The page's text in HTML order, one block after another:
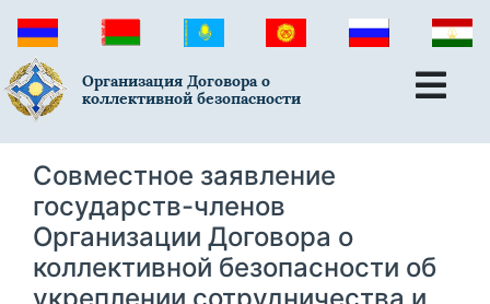
Организация Договора о
коллективной безопасности
Совместное заявление
государств-членов
Организации Договора о
коллективной безопасности об